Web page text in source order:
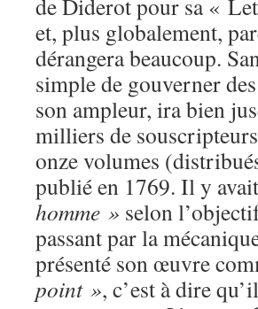
de Diderot pour sa «
et, plus globalement,
dérangera beaucoup.
simple de gouverner
son ampleur, ira bien
milliers de
onze volumes
publié en 1769. Il y
homme » selon
passant par la
présenté son œuvre
point », c’est à dire